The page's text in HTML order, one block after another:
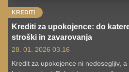
KREDITI
Krediti za upokojence: do
stroški in zavarovanja
28. 01. 2026 03.16
Kredit za upokojence ni nedosegljiv,